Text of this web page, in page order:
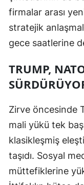
firmalar arası
stratejik
gece saatlerine
TRUMP,
Zirve öncesinde
mali yükü tek
klasikleşmiş
taşıdı. Sosyal
müttefiklerine